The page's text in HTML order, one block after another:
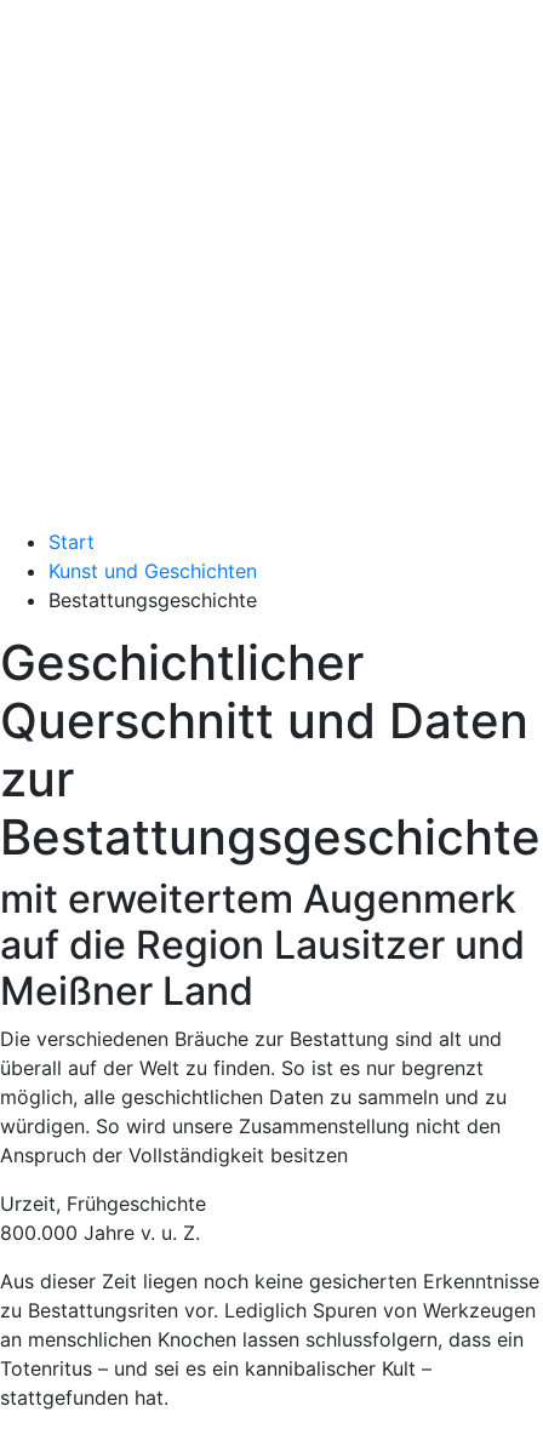
Start
Kunst und Geschichten
Bestattungsgeschichte
Geschichtlicher
Querschnitt und Daten
zur
Bestattungsgeschichte
mit erweitertem Augenmerk
auf die Region Lausitzer und
Meißner Land
Die verschiedenen Bräuche zur Bestattung sind alt und
überall auf der Welt zu finden. So ist es nur begrenzt
möglich, alle geschichtlichen Daten zu sammeln und zu
würdigen. So wird unsere Zusammenstellung nicht den
Anspruch der Vollständigkeit besitzen
Urzeit, Frühgeschichte
800.000 Jahre v. u. Z.
Aus dieser Zeit liegen noch keine gesicherten Erkenntnisse
zu Bestattungsriten vor. Lediglich Spuren von Werkzeugen
an menschlichen Knochen lassen schlussfolgern, dass ein
Totenritus – und sei es ein kannibalischer Kult –
stattgefunden hat.